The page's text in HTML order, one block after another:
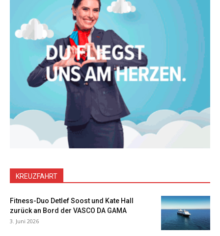
KREUZFAHRT
Fitness-Duo Detlef Soost und Kate Hall
zurück an Bord der VASCO DA GAMA
3. Juni 2026